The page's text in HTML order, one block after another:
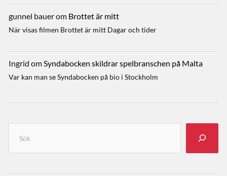
gunnel bauerom Brottet är mitt
När visas filmen Brottet är mitt Dagar och tider
Ingrid omSyndabocken skildrar spelbranschen på Malta
Var kan man se Syndabocken på bio i Stockholm